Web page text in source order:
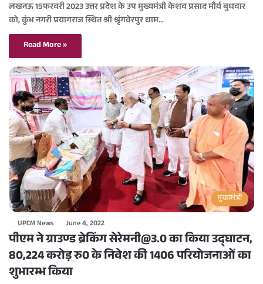
लखनऊ 15फरवरी 2023 उत्तर प्रदेश के उप मुख्यमंत्री केशव प्रसाद मौर्य बुधवार
को, कुंभ नगरी प्रयागराज स्थित श्री श्रृंगवेरपुर धाम…
Read More »
मुख्यमंत्री
UPCM News June 4, 2022
पीएम ने ग्राउण्ड ब्रेकिंग सेरेमनी@3.0 का किया उद्घाटन,
80,224 करोड़ रु0 के निवेश की 1406 परियोजनाओं का
शुभारम्भ किया